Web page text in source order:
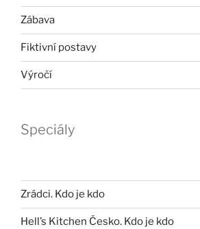
Zábava
Fiktivní postavy
Výročí
Speciály
Zrádci. Kdo je kdo
Hell’s Kitchen Česko. Kdo je kdo